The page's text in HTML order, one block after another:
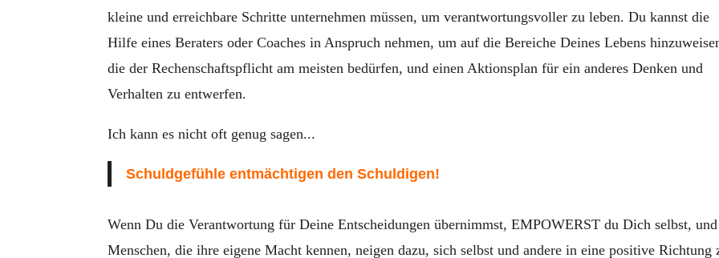
kleine und erreichbare Schritte unternehmen müssen, um verantwortungsvoller zu leben. Du kannst die
Hilfe eines Beraters oder Coaches in Anspruch nehmen, um auf die Bereiche Deines Lebens
die der Rechenschaftspflicht am meisten bedürfen, und einen Aktionsplan für ein anderes Denken und
Verhalten zu entwerfen.
Ich kann es nicht oft genug sagen...
Schuldgefühle entmächtigen den Schuldigen!
Wenn Du die Verantwortung für Deine Entscheidungen übernimmst, EMPOWERST du Dich selbst, und
Menschen, die ihre eigene Macht kennen, neigen dazu, sich selbst und andere in eine positive Richtung